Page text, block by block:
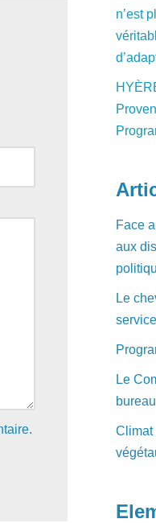
n’est
Face
aux
Le
Le
bureau
Climat